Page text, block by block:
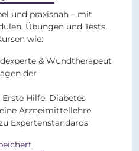
und praxisnah – mit
Übungen und Tests.
wie:
& Wundtherapeut
der
Hilfe, Diabetes
Arzneimittellehre
Expertenstandards